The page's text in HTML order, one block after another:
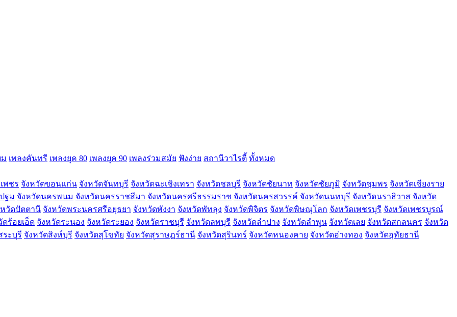
เพลงคันทรี เพลงยุค 80 เพลงยุค 90 เพลงร่วมสมัย ฟังง่าย สถานีวาไรตี้ ทั้งหมด
พชร จังหวัดขอนแก่น จังหวัดจันทบุรี จังหวัดฉะเชิงเทรา จังหวัดชลบุรี จังหวัดชัยนาท จังหวัดชัยภูมิ จังหวัดชุมพร จังหวัดเชียงราย
ฐม จังหวัดนครพนม จังหวัดนครราชสีมา จังหวัดนครศรีธรรมราช จังหวัดนครสวรรค์ จังหวัดนนทบุรี จังหวัดนราธิวาส จังหวัด
วัดปัตตานี จังหวัดพระนครศรีอยุธยา จังหวัดพังงา จังหวัดพัทลุง จังหวัดพิจิตร จังหวัดพิษณุโลก จังหวัดเพชรบุรี จังหวัดเพชรบูรณ์
ดร้อยเอ็ด จังหวัดระนอง จังหวัดระยอง จังหวัดราชบุรี จังหวัดลพบุรี จังหวัดลำปาง จังหวัดลำพูน จังหวัดเลย จังหวัดสกลนคร จังหวัด
ระบุรี จังหวัดสิงห์บุรี จังหวัดสุโขทัย จังหวัดสุราษฎร์ธานี จังหวัดสุรินทร์ จังหวัดหนองคาย จังหวัดอ่างทอง จังหวัดอุทัยธานี